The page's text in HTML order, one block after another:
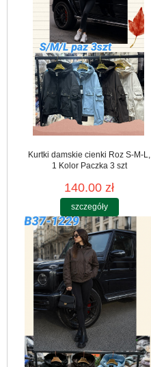
Kurtki damskie cienki Roz S-M-L,
1 Kolor Paczka 3 szt
140.00 zł
szczegóły